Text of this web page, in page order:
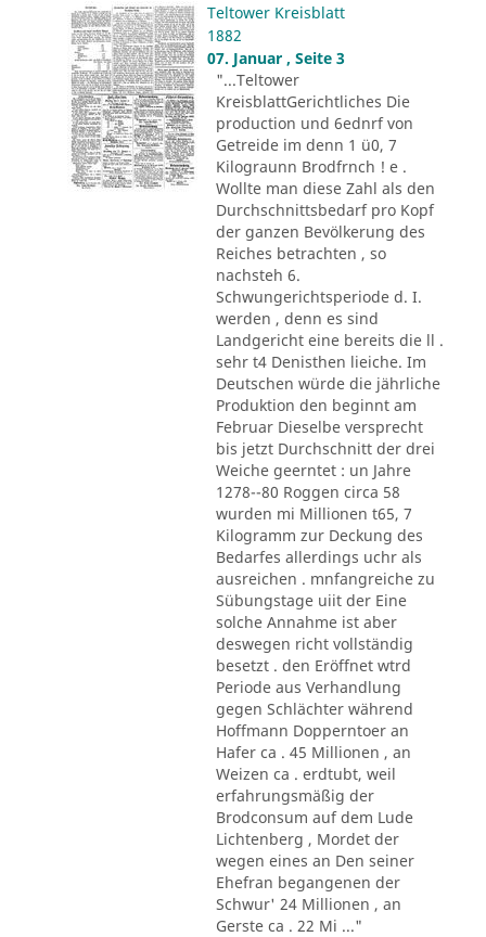
Teltower Kreisblatt
1882
07. Januar , Seite 3
"...Teltower
KreisblattGerichtliches Die
production und 6ednrf von
Getreide im denn 1 ü0, 7
Kilograunn Brodfrnch ! e .
Wollte man diese Zahl als den
Durchschnittsbedarf pro Kopf
der ganzen Bevölkerung des
Reiches betrachten , so
nachsteh 6.
Schwungerichtsperiode d. I.
werden , denn es sind
Landgericht eine bereits die ll .
sehr t4 Denisthen lieiche. Im
Deutschen würde die jährliche
Produktion den beginnt am
Februar Dieselbe versprecht
bis jetzt Durchschnitt der drei
Weiche geerntet : un Jahre
1278--80 Roggen circa 58
wurden mi Millionen t65, 7
Kilogramm zur Deckung des
Bedarfes allerdings uchr als
ausreichen . mnfangreiche zu
Sübungstage uiit der Eine
solche Annahme ist aber
deswegen richt vollständig
besetzt . den Eröffnet wtrd
Periode aus Verhandlung
gegen Schlächter während
Hoffmann Dopperntoer an
Hafer ca . 45 Millionen , an
Weizen ca . erdtubt, weil
erfahrungsmäßig der
Brodconsum auf dem Lude
Lichtenberg , Mordet der
wegen eines an Den seiner
Ehefran begangenen der
Schwur' 24 Millionen , an
Gerste ca . 22 Mi ..."